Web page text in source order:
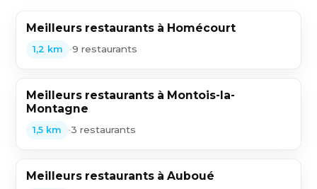
Meilleurs restaurants à Homécourt
1,2 km •9 restaurants
Meilleurs restaurants à Montois-la-
Montagne
1,5 km •3 restaurants
Meilleurs restaurants à Auboué